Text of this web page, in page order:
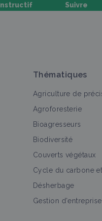
Instructif Suivre
Personne
Francois Mulet
2016
Vidéo
Thématiques
Agriculture de
Agroforesterie
Bioagresseurs
Biodiversité
Couverts végétaux
Cycle du carbone
Désherbage
Gestion d'entreprise